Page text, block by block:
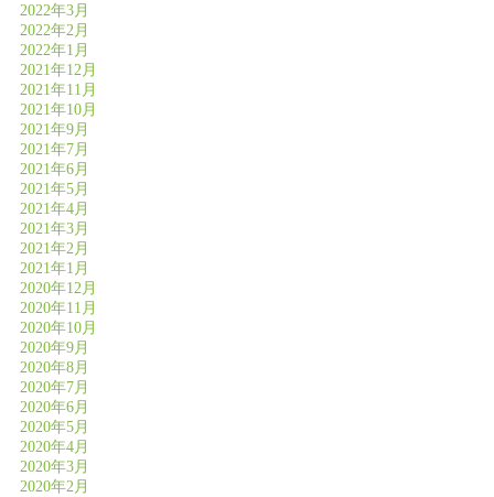
2022年3月
2022年2月
2022年1月
2021年12月
2021年11月
2021年10月
2021年9月
2021年7月
2021年6月
2021年5月
2021年4月
2021年3月
2021年2月
2021年1月
2020年12月
2020年11月
2020年10月
2020年9月
2020年8月
2020年7月
2020年6月
2020年5月
2020年4月
2020年3月
2020年2月